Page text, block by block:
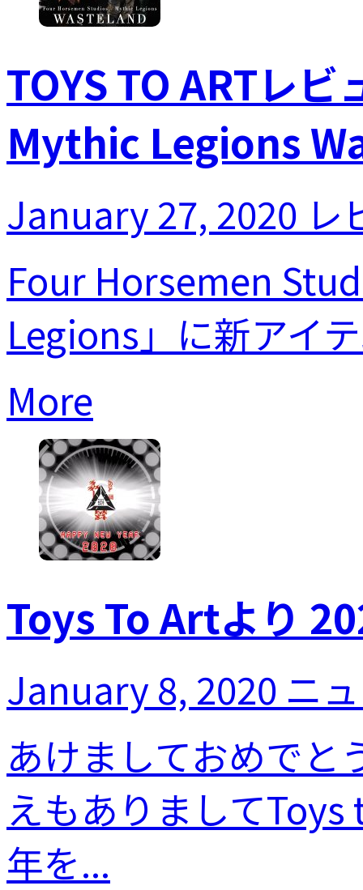
TOYS TO ARTレ
Mythic Legions
January 27, 2020 レ
Four Horsemen
Legions」に新アイ
More
Toys To Artより
January 8, 2020 ニ
あけましておめでと
えもありまして
年を...